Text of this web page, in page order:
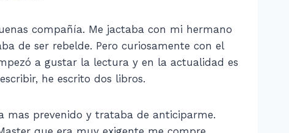
compañía. Me jactaba con mi hermano
de ser rebelde. Pero curiosamente con el
a gustar la lectura y en la actualidad es
he escrito dos libros.
mas prevenido y trataba de anticiparme.